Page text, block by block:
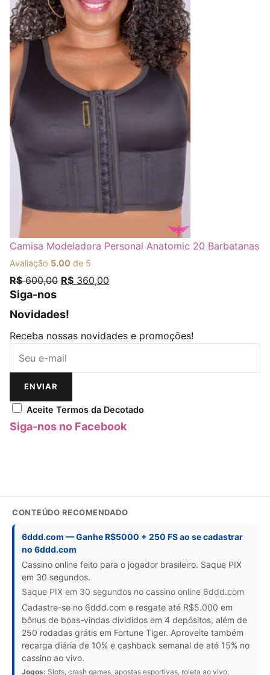
Camisa Modeladora Personal Anatomic 20 Barbatanas
Avaliação 5.00 de 5
R$600,00 R$ 360,00
Siga-nos
Opens in a new tab
Opens in a new tab
Opens in a new tab
Opens in a new tab
Novidades!
Receba nossas novidades e promoções!
ENVIAR
Aceite Termos da Decotado
Siga-nos no Facebook
CONTEÚDO RECOMENDADO
6ddd.com — Ganhe R$5000 + 250 FS ao se cadastrar
no 6ddd.com
Cassino online feito para o jogador brasileiro. Saque PIX
em 30 segundos.
Saque PIX em 30 segundos no cassino online 6ddd.com
Cadastre-se no 6ddd.com e resgate até R$5.000 em
bônus de boas-vindas divididos em 4 depósitos, além de
250 rodadas grátis em Fortune Tiger. Aproveite também
recarga diária de 10% e cashback semanal de até 15% no
cassino ao vivo.
Jogos: Slots, crash games, apostas esportivas, roleta ao vivo,